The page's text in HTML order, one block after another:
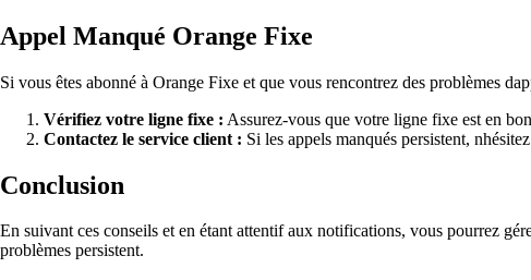
Appel Manqué Orange Fixe
Si vous êtes abonné à Orange Fixe et que vous rencontrez des problèmes
Vérifiez votre ligne fixe : Assurez-vous que votre ligne fixe est en
Contactez le service client : Si les appels manqués persistent,
Conclusion
En suivant ces conseils et en étant attentif aux notifications, vous pourrez
problèmes persistent.